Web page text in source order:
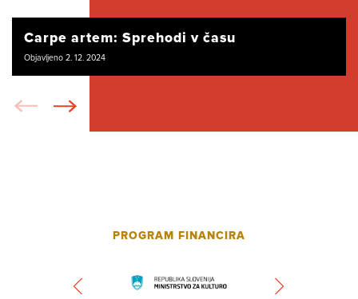
Carpe artem: Sprehodi v času
Objavljeno 2. 12. 2024
PROGRAM FINANCIRA